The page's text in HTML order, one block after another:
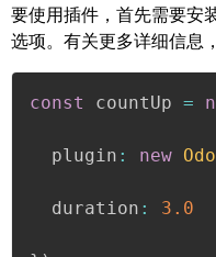
要使用插件，首先需要安
选项。有关更多详细信息
const countUp =
  plugin
: new
  duration
: 3.0